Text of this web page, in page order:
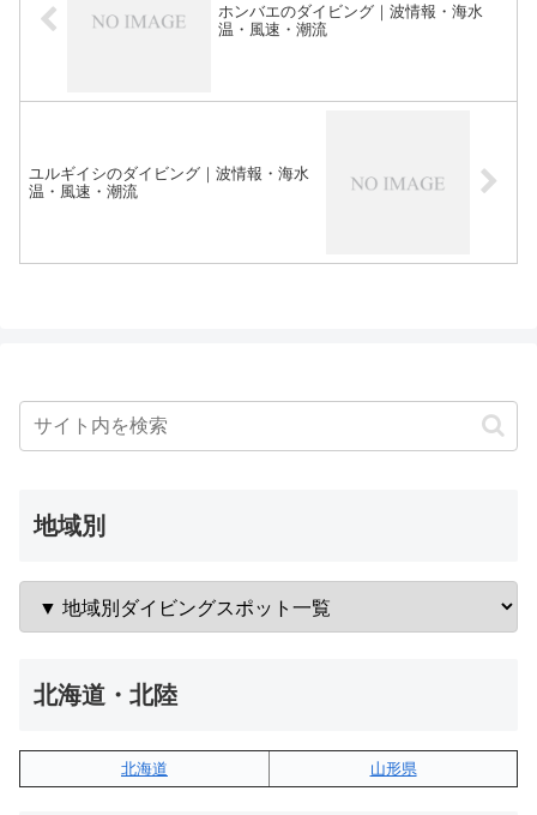
ホンバエのダイビング｜波情報・海水
温・風速・潮流
ユルギイシのダイビング｜波情報・海水
温・風速・潮流
地域別
北海道・北陸
北海道 山形県